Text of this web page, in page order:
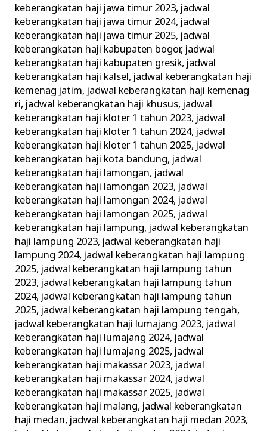
keberangkatan haji jawa timur 2023, jadwal
keberangkatan haji jawa timur 2024, jadwal
keberangkatan haji jawa timur 2025, jadwal
keberangkatan haji kabupaten bogor, jadwal
keberangkatan haji kabupaten gresik, jadwal
keberangkatan haji kalsel, jadwal keberangkatan haji
kemenag jatim, jadwal keberangkatan haji kemenag
ri, jadwal keberangkatan haji khusus, jadwal
keberangkatan haji kloter 1 tahun 2023, jadwal
keberangkatan haji kloter 1 tahun 2024, jadwal
keberangkatan haji kloter 1 tahun 2025, jadwal
keberangkatan haji kota bandung, jadwal
keberangkatan haji lamongan, jadwal
keberangkatan haji lamongan 2023, jadwal
keberangkatan haji lamongan 2024, jadwal
keberangkatan haji lamongan 2025, jadwal
keberangkatan haji lampung, jadwal keberangkatan
haji lampung 2023, jadwal keberangkatan haji
lampung 2024, jadwal keberangkatan haji lampung
2025, jadwal keberangkatan haji lampung tahun
2023, jadwal keberangkatan haji lampung tahun
2024, jadwal keberangkatan haji lampung tahun
2025, jadwal keberangkatan haji lampung tengah,
jadwal keberangkatan haji lumajang 2023, jadwal
keberangkatan haji lumajang 2024, jadwal
keberangkatan haji lumajang 2025, jadwal
keberangkatan haji makassar 2023, jadwal
keberangkatan haji makassar 2024, jadwal
keberangkatan haji makassar 2025, jadwal
keberangkatan haji malang, jadwal keberangkatan
haji medan, jadwal keberangkatan haji medan 2023,